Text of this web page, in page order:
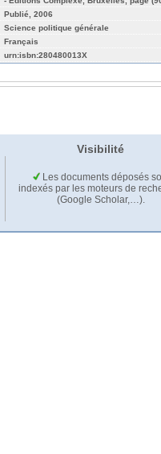
Publié, 2006
Science politique générale
Français
urn:isbn:280480013X
Visibilité
Les documents déposés
indexés par les moteurs de
(Google Scholar,…).